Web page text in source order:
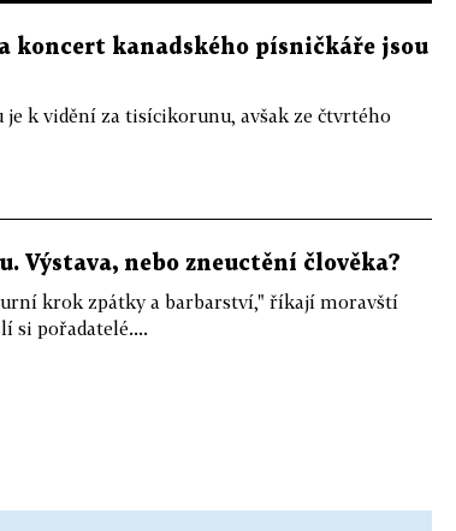
koncert kanadského písničkáře jsou
je k vidění za tisícikorunu, avšak ze čtvrtého
Výstava, nebo zneuctění člověka?
krok zpátky a barbarství," říkají moravští
si pořadatelé....